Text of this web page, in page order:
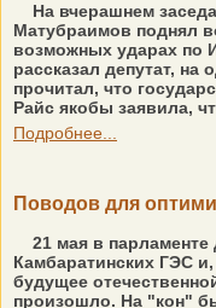
На вчерашнем
Матубраимов поднял
возможных ударах по
рассказал депутат, на
прочитал, что
Райс якобы заявила,
Подробнее...
Поводов для
21 мая в
Камбаратинских ГЭС
будущее
произошло. На "кон"